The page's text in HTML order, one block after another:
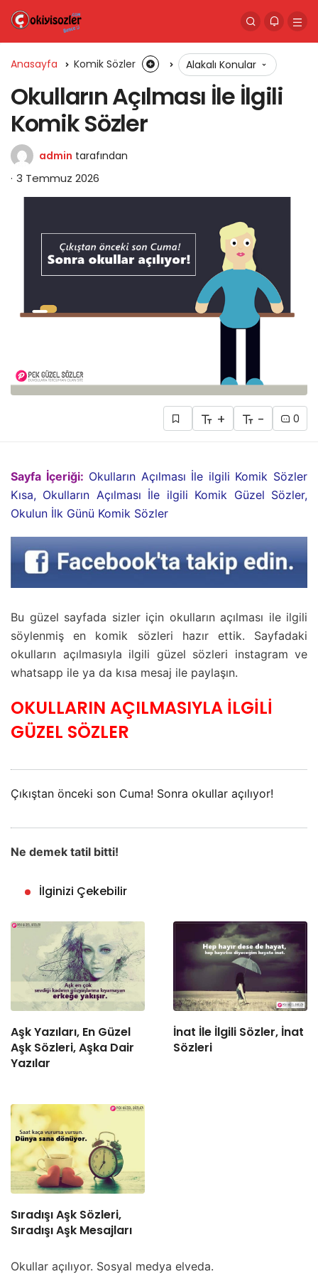
Anasayfa Komik Sözler Alakalı Konular
Okulların Açılması İle İlgili
Komik Sözler
admin tarafından
3 Temmuz 2026
+ - 0
Sayfa İçeriği: Okulların Açılması İle ilgili Komik Sözler
Kısa, Okulların Açılması İle ilgili Komik Güzel Sözler,
Okulun İlk Günü Komik Sözler
Bu güzel sayfada sizler için okulların açılması ile ilgili
söylenmiş en komik sözleri hazır ettik. Sayfadaki
okulların açılmasıyla ilgili güzel sözleri instagram ve
whatsapp ile ya da kısa mesaj ile paylaşın.
OKULLARIN AÇILMASIYLA İLGİLİ
GÜZEL SÖZLER
Çıkıştan önceki son Cuma! Sonra okullar açılıyor!
Ne demek tatil bitti!
İlginizi Çekebilir
Aşk Yazıları, En Güzel
Aşk Sözleri, Aşka Dair
Yazılar
İnat İle İlgili Sözler, İnat
Sözleri
Sıradışı Aşk Sözleri,
Sıradışı Aşk Mesajları
Okullar açılıyor. Sosyal medya elveda.